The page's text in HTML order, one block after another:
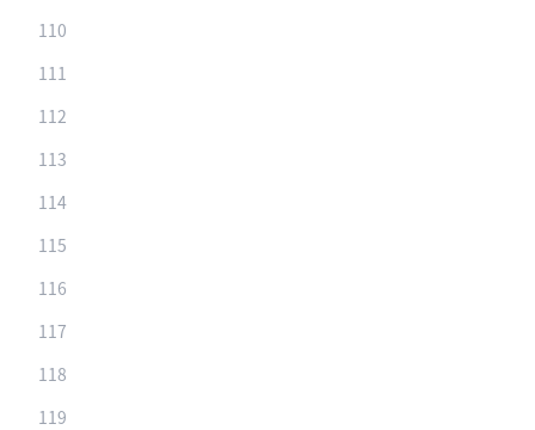
110
111
112
113
114
115
116
117
118
119